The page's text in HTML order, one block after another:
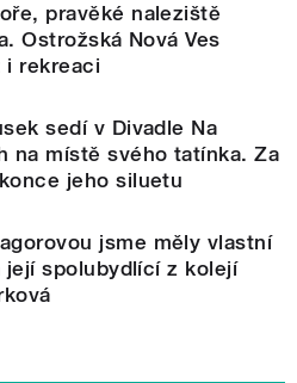
pravěké naleziště
Ostrožská Nová Ves
i rekreaci
sedí v Divadle Na
na místě svého tatínka. Za
jeho siluetu
jsme měly vlastní
její spolubydlící z kolejí